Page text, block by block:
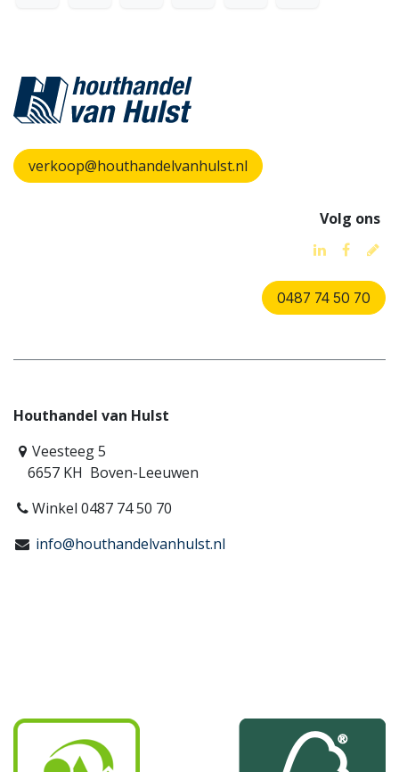
verkoop@houthandelvanhulst.nl
Volg ons
0487 74 50 70
Houthandel van Hulst
Veesteeg 5
6657 KH Boven-Leeuwen
Winkel 0487 74 50 70
info@houthandelvanhulst.nl